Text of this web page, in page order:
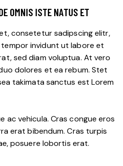
OMNIS ISTE NATUS ET
consetetur sadipscing elitr,
invidunt ut labore et
sed diam voluptua. At vero
dolores et ea rebum. Stet
takimata sanctus est Lorem
ac vehicula. Cras congue eros
erat bibendum. Cras turpis
posuere lobortis erat.